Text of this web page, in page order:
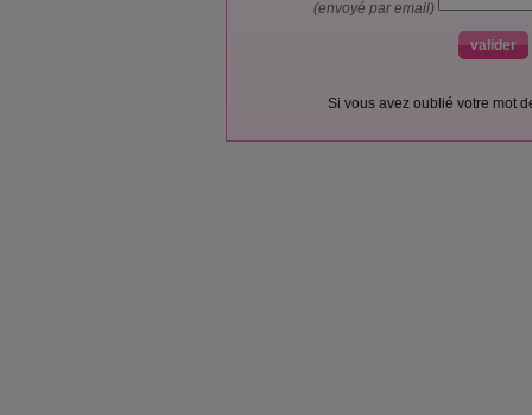
(envoyé par email)
Si vous avez oublié votre mot